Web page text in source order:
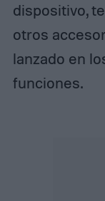
dispositivo,
otros
lanzado en
funciones.